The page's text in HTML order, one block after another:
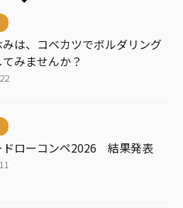
みは、コベカツでボルダリング
みませんか？
ドローコンペ2026 結果発表